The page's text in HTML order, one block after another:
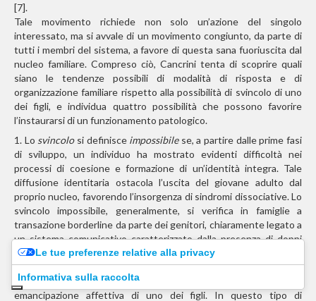
[7].
Tale movimento richiede non solo un’azione del singolo
interessato, ma si avvale di un movimento congiunto, da parte di
tutti i membri del sistema, a favore di questa sana fuoriuscita dal
nucleo familiare. Compreso ciò, Cancrini tenta di scoprire quali
siano le tendenze possibili di modalità di risposta e di
organizzazione familiare rispetto alla possibilità di svincolo di uno
dei figli, e individua quattro possibilità che possono favorire
l’instaurarsi di un funzionamento patologico.
1. Lo svincolosi definisce impossibilese, a partire dalle prime fasi
di sviluppo, un individuo ha mostrato evidenti difficoltà nei
processi di coesione e formazione di un’identità integra. Tale
diffusione identitaria ostacola l’uscita del giovane adulto dal
proprio nucleo, favorendo l’insorgenza di sindromi dissociative. Lo
svincolo impossibile, generalmente, si verifica in famiglie a
transazione borderline da parte dei genitori, chiaramente legato a
un sistema comunicativo caratterizzato dalla presenza di doppi
legami [7].
2. Losvincolo inaccettabileoimpensabile, invece, fa riferimento
alla non capacità della famiglia di concepire l’idea della possibile
emancipazione affettiva di uno dei figli. In questo tipo di
Le tue preferenze relative alla privacy
Informativa sulla raccolta